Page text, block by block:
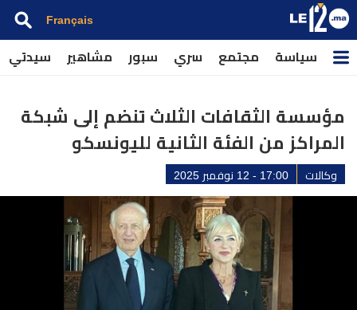
Français
سياسة مجتمع سري سبور مشاهير سيدتي
مؤسسة الثقافات الثلاث تنضم إلى شبكة
المراكز من الفئة الثانية لليونسكو
وكالات 17:00 - 12 نوفمبر 2025